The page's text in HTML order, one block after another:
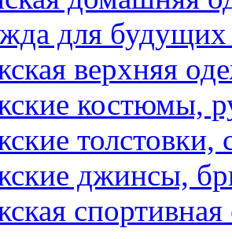
для
верхняя
костюмы,
толстовки,
джинсы,
спортивная